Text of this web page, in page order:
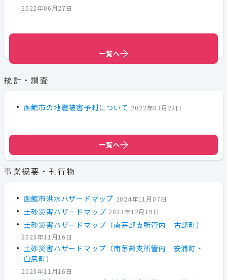
2022年06月27日
一覧へ
一覧へ
統計・調査
函館市の地震被害予測について 2022年03月22日
一覧へ
事業概要・刊行物
函館市洪水ハザードマップ 2024年11月07日
土砂災害ハザードマップ 2023年12月19日
土砂災害ハザードマップ（南茅部支所管内 古部町）
2023年11月16日
土砂災害ハザードマップ（南茅部支所管内 安浦町・
臼尻町）
2023年11月16日